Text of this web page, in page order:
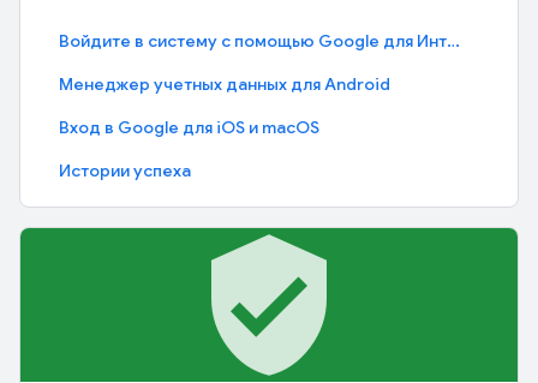
Войдите в систему с помощью Google для Интернета (одним касанием)
Менеджер учетных данных для Android
Вход в Google для iOS и macOS
Истории успеха
verified_user